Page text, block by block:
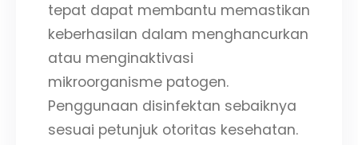
tepat dapat membantu memastikan
keberhasilan dalam menghancurkan
atau menginaktivasi
mikroorganisme patogen.
Penggunaan disinfektan sebaiknya
sesuai petunjuk otoritas kesehatan.